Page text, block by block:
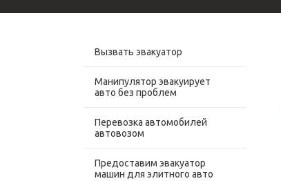
Вызвать эвакуатор
Манипулятор эвакуирует
авто без проблем
Перевозка автомобилей
автовозом
Предоставим эвакуатор
машин для элитного авто